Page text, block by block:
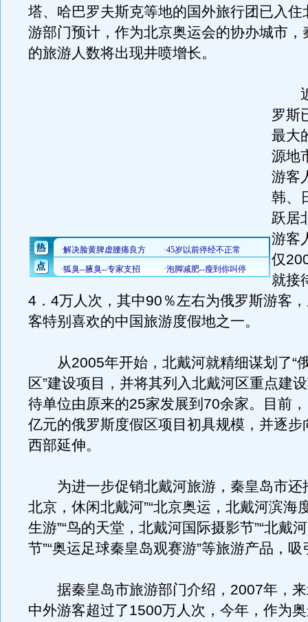
塔、哈巴罗夫斯克等地的国外旅行团已入住
游部门预计，作为北京奥运会的协办城市，
的旅游人数将出现井喷增长。
近
罗斯
最大
源地
游客
韩、
跃居
游客
仅
就接
4．4万人次，其中90％左右为俄罗斯游客
客特别喜欢的中国旅游度假地之一。
从2005年开始，北戴河就精细谋划了“
区”建设项目，并将其列入北戴河区重点建
待单位由原来的25家发展到70余家。目前
亿元的俄罗斯度假区项目初具规模，并逐步
西部延伸。
为进一步促销北戴河旅游，秦皇岛市还
北京，休闲北戴河”“北京奥运，北戴河滨海
生游”“鸟的天堂，北戴河国际摄影节”“北戴
节”“奥运足球秦皇岛观赛游”等旅游产品，
据秦皇岛市旅游部门介绍，2007年，来
中外游客超过了1500万人次，今年，作为